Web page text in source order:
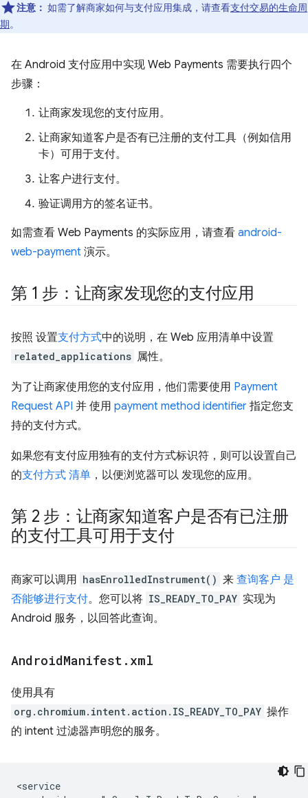
注意： 如需了解商家如何与支付应用集成，请查看支付交易的生命周
期。
在 Android 支付应用中实现 Web Payments 需要执行四个
步骤：
让商家发现您的支付应用。
让商家知道客户是否有已注册的支付工具（例如信用
卡）可用于支付。
让客户进行支付。
验证调用方的签名证书。
如需查看 Web Payments 的实际应用，请查看 android-
web-payment 演示。
第 1 步：让商家发现您的支付应用
按照 设置支付方式中的说明，在 Web 应用清单中设置
related_applications 属性。
为了让商家使用您的支付应用，他们需要使用 Payment
Request API 并 使用 payment method identifier 指定您支
持的支付方式。
如果您有支付应用独有的支付方式标识符，则可以设置自己
的支付方式 清单 ，以便浏览器可以 发现您的应用。
第 2 步：让商家知道客户是否有已注册
的支付工具可用于支付
商家可以调用 hasEnrolledInstrument() 来 查询客户 是
否能够进行支付。您可以将 IS_READY_TO_PAY 实现为
Android 服务，以回答此查询。
AndroidManifest . xml
使用具有
org.chromium.intent.action.IS_READY_TO_PAY 操作
的 intent 过滤器声明您的服务。